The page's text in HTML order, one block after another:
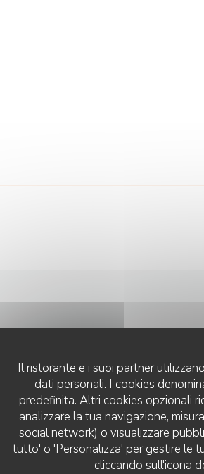
Il ristorante e i suoi partner
dati personali. I cookies
predefinita. Altri cookies opzionali
analizzare la tua navigazione,
social network) o visualizzare
tutto' o 'Personalizza' per gestire le
cliccando sull'icona